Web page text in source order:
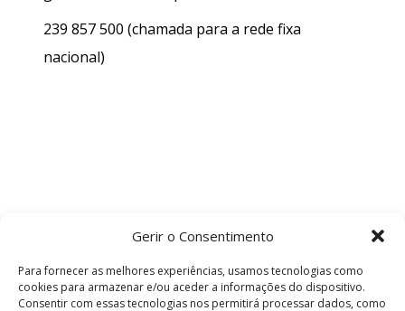
Gerir o Consentimento
Para fornecer as melhores experiências, usamos tecnologias como
cookies para armazenar e/ou aceder a informações do dispositivo.
Consentir com essas tecnologias nos permitirá processar dados, como
239 857 500 (chamada para a rede fixa
nacional)